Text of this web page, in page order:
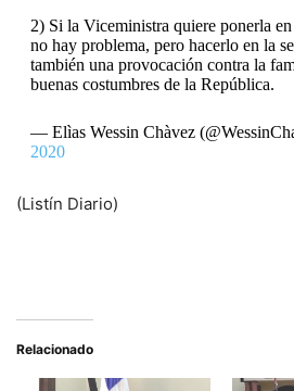
2) Si la Viceministra quiere ponerla
no hay problema, pero hacerlo en la
también una provocación contra la
buenas costumbres de la República.
— Elìas Wessin Chàvez
2020
(Listín Diario)
Relacionado